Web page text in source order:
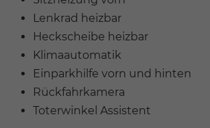
Lenkrad heizbar
Heckscheibe heizbar
Klimaautomatik
Einparkhilfe vorn und hinten
Rückfahrkamera
Toterwinkel Assistent